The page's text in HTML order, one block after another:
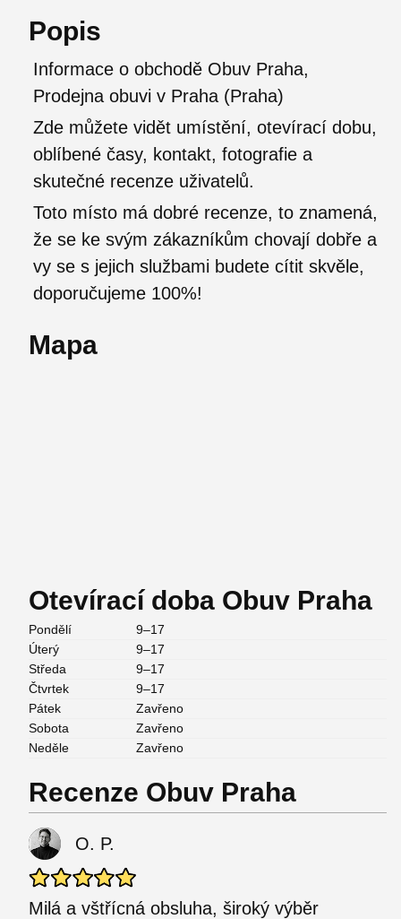
Popis
Informace o obchodě Obuv Praha,
Prodejna obuvi v Praha (Praha)
Zde můžete vidět umístění, otevírací dobu,
oblíbené časy, kontakt, fotografie a
skutečné recenze uživatelů.
Toto místo má dobré recenze, to znamená,
že se ke svým zákazníkům chovají dobře a
vy se s jejich službami budete cítit skvěle,
doporučujeme 100%!
Mapa
Otevírací doba Obuv Praha
Pondělí
9–17
Úterý
9–17
Středa
9–17
Čtvrtek
9–17
Pátek
Zavřeno
Sobota
Zavřeno
Neděle
Zavřeno
Recenze Obuv Praha
O. P.
Milá a vštřícná obsluha, široký výběr